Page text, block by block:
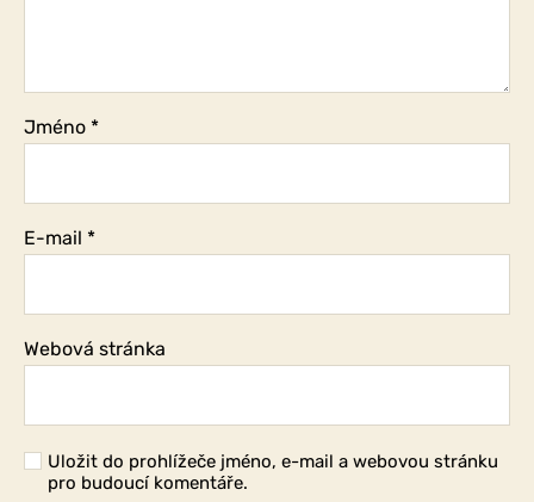
Jméno *
E-mail *
Webová stránka
Uložit do prohlížeče jméno, e-mail a webovou stránku
pro budoucí komentáře.